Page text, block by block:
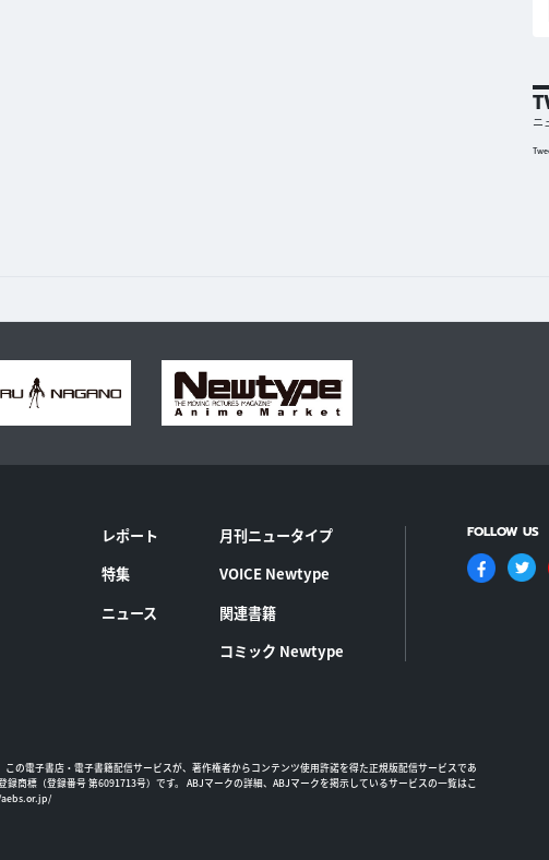
ニ
レポート
特集
ニュース
月刊ニュータイプ
VOICE Newtype
関連書籍
コミック Newtype
FOLLOW US
この電子書店・電子書籍配信サービスが、著作権者からコンテンツ使用許諾を得た正規版配信サービスであ
録商標（登録番号 第6091713号）です。 ABJマークの詳細、ABJマークを掲示しているサービスの一覧はこ